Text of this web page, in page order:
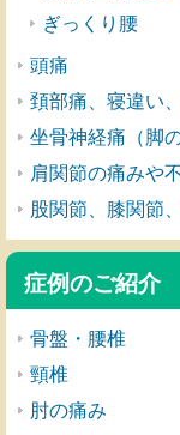
ぎっくり腰
頭痛
頚部痛、寝違い
坐骨神経痛（脚
肩関節の痛みや
股関節、膝関節
症例のご紹介
骨盤・腰椎
頸椎
肘の痛み